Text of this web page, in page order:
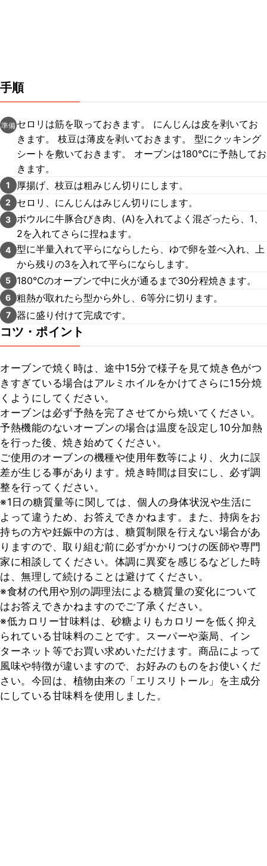
手順
準備 セロリは筋を取っておきます。 にんじんは皮を剥いてお
きます。 枝豆は薄皮を剥いておきます。 型にクッキング
シートを敷いておきます。 オーブンは180℃に予熱してお
きます。
1 厚揚げ、枝豆は粗みじん切りにします。
2 セロリ、にんじんはみじん切りにします。
3 ボウルに牛豚合びき肉、(A)を入れてよく混ざったら、1、
2を入れてさらに捏ねます。
4 型に半量入れて平らにならしたら、ゆで卵を並べ入れ、上
から残りの3を入れて平らにならします。
5 180℃のオーブンで中に火が通るまで30分程焼きます。
6 粗熱が取れたら型から外し、6等分に切ります。
7 器に盛り付けて完成です。
コツ・ポイント
オーブンで焼く時は、途中15分で様子を見て焼き色がつ
きすぎている場合はアルミホイルをかけてさらに15分焼
くようにしてください。
オーブンは必ず予熱を完了させてから焼いてください。
予熱機能のないオーブンの場合は温度を設定し10分加熱
を行った後、焼き始めてください。
ご使用のオーブンの機種や使用年数等により、火力に誤
差が生じる事があります。焼き時間は目安にし、必ず調
整を行ってください。
※1日の糖質量等に関しては、個人の身体状況や生活に
よって違うため、お答えできかねます。また、持病をお
持ちの方や妊娠中の方は、糖質制限を行えない場合があ
りますので、取り組む前に必ずかかりつけの医師や専門
家に相談してください。体調に異変を感じるなどした時
は、無理して続けることは避けてください。
※食材の代用や別の調理法による糖質量の変化について
はお答えできかねますのでご了承ください。
※低カロリー甘味料は、砂糖よりもカロリーを低く抑え
られている甘味料のことです。スーパーや薬局、イン
ターネット等でお買い求めいただけます。商品によって
風味や特徴が違いますので、お好みのものをお使いくだ
さい。今回は、植物由来の「エリスリトール」を主成分
にしている甘味料を使用しました。